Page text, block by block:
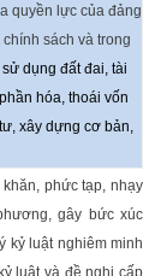
quyền lực của đảng
sách và trong
dụng đất đai, tài
hóa, thoái vốn
xây dựng cơ bản,
phức tạp, nhạy
gây bức xúc
kỷ luật nghiêm minh
luật và đề nghị cấp